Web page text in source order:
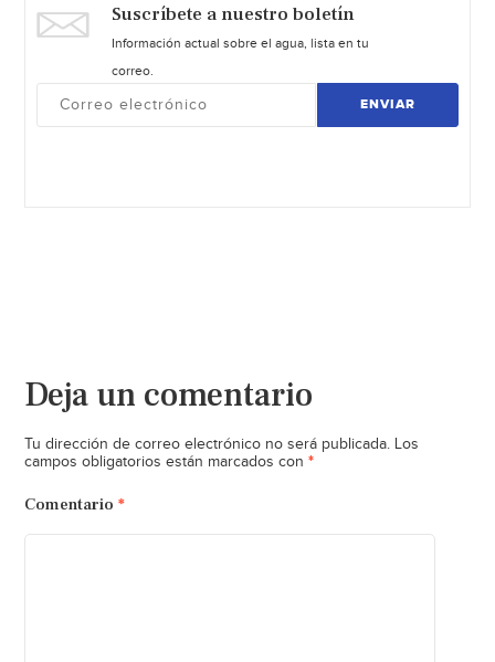
Suscríbete a nuestro boletín
Información actual sobre el agua, lista en tu
correo.
ENVIAR
Deja un comentario
Tu dirección de correo electrónico no será publicada. Los
campos obligatorios están marcados con *
Comentario *